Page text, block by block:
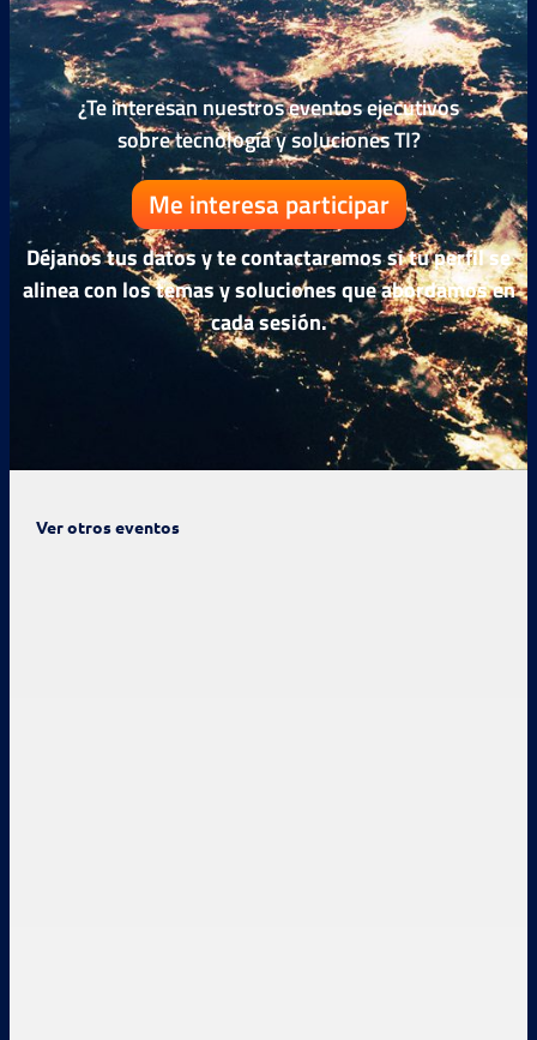
¿Te interesan nuestros eventos ejecutivos
sobre tecnología y soluciones TI?
Me interesa participar
Déjanos tus datos y te contactaremos si tu perfil se
alinea con los temas y soluciones que abordamos en
cada sesión.
Ver otros eventos